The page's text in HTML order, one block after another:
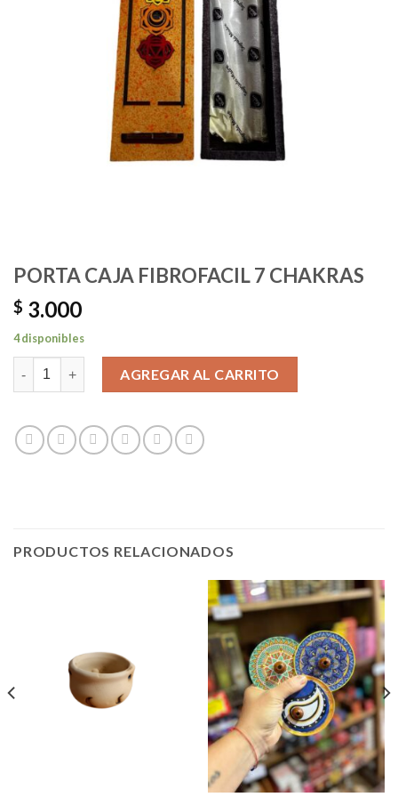
PORTA CAJA FIBROFACIL 7 CHAKRAS
$ 3.000
4 disponibles
PORTA CAJA FIBROFACIL 7 CHAKRAS cantidad
AGREGAR AL CARRITO
PRODUCTOS RELACIONADOS